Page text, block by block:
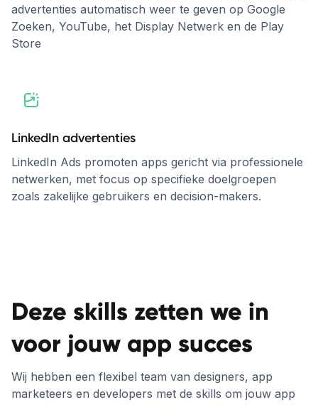
advertenties automatisch weer te geven op Google
Zoeken, YouTube, het Display Netwerk en de Play
Store
LinkedIn advertenties
LinkedIn Ads promoten apps gericht via professionele
netwerken, met focus op specifieke doelgroepen
zoals zakelijke gebruikers en decision-makers.
Deze skills zetten we in
voor jouw app succes
Wij hebben een flexibel team van designers, app
marketeers en developers met de skills om jouw app